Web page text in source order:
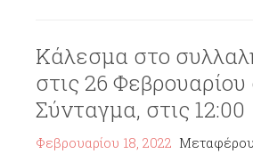
Κάλεσμα στο
στις 26 Φεβρουαρίου
Σύνταγμα, στις 12:00
Φεβρουαρίου 18, 2022